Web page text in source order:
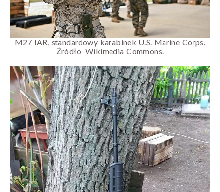
M27 IAR, standardowy karabinek U.S. Marine Corps.
Źródło: Wikimedia Commons.